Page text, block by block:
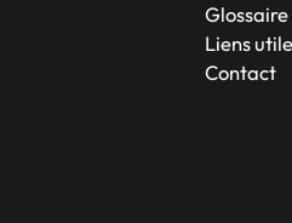
Liens
Contact